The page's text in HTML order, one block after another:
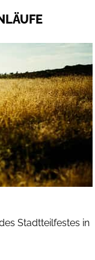
Stadtteilfestes in